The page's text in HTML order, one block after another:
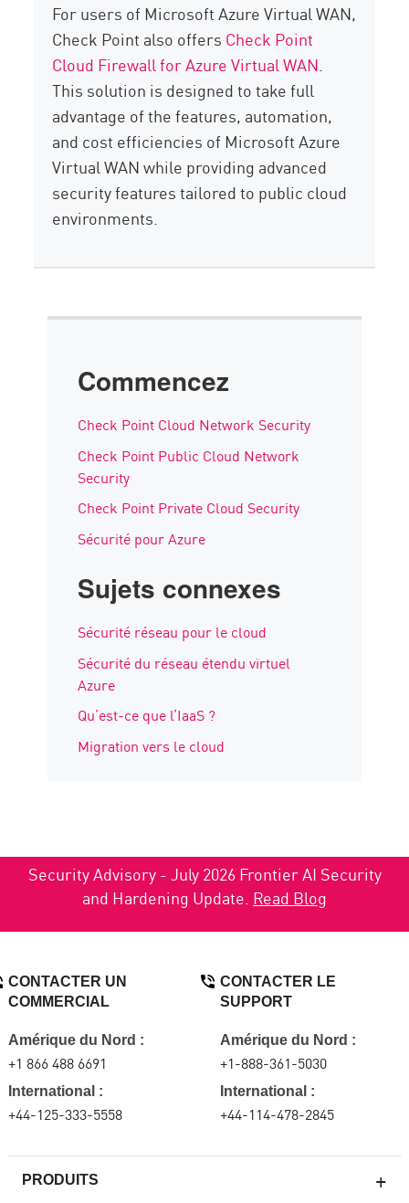
For users of Microsoft Azure Virtual WAN,
Check Point also offers Check Point
Cloud Firewall for Azure Virtual WAN.
This solution is designed to take full
advantage of the features, automation,
and cost efficiencies of Microsoft Azure
Virtual WAN while providing advanced
security features tailored to public cloud
environments.
Commencez
Check Point Cloud Network Security
Check Point Public Cloud Network
Security
Check Point Private Cloud Security
Sécurité pour Azure
Sujets connexes
Sécurité réseau pour le cloud
Sécurité du réseau étendu virtuel
Azure
Qu’est-ce que l’IaaS ?
Migration vers le cloud
Security Advisory - July 2026 Frontier AI Security
and Hardening Update. Read Blog
PRODUITS
CONTACTER UN
COMMERCIAL
Amérique du Nord :
+1 866 488 6691
International :
+44-125-333-5558
CONTACTER LE
SUPPORT
Amérique du Nord :
+1-888-361-5030
International :
+44-114-478-2845